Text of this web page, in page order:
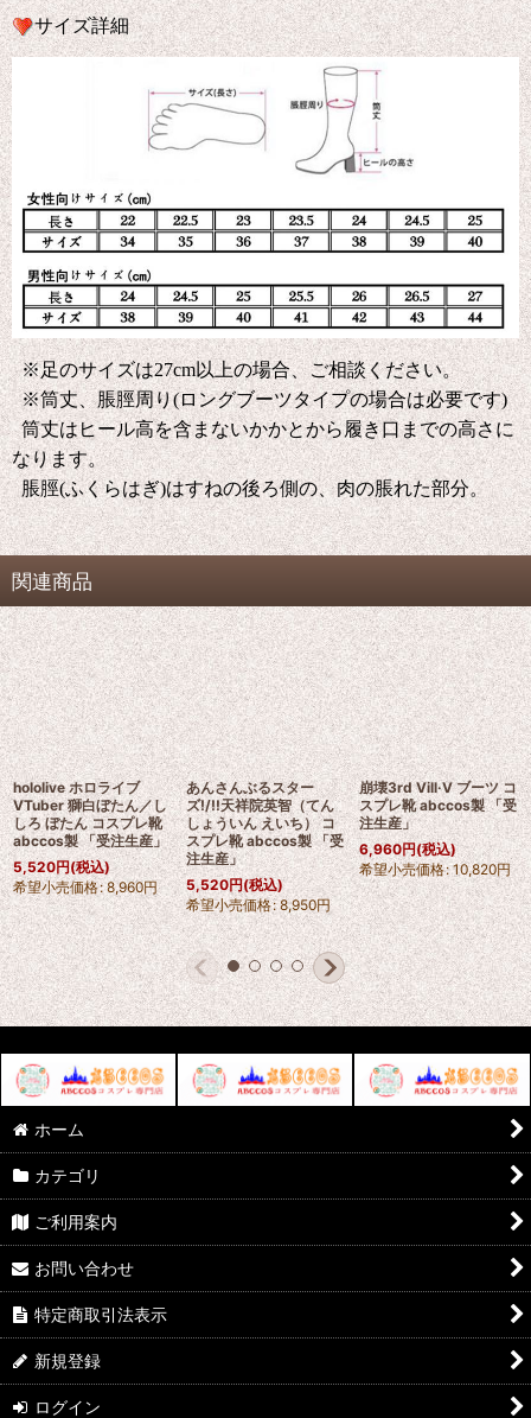
サイズ詳細
※足のサイズは27cm以上の場合、ご相談ください。
※筒丈、脹脛周り(ロングブーツタイプの場合は必要です)
筒丈はヒール高を含まないかかとから履き口までの高さに
なります。
脹脛(ふくらはぎ)はすねの後ろ側の、肉の脹れた部分。
関連商品
hololive ホロライブ
VTuber 獅白ぼたん／し
しろ ぼたん コスプレ靴
abccos製 「受注生産」
5,520円(税込)
希望小売価格: 8,960円
あんさんぶるスター
ズ!/!!天祥院英智（てん
しょういん えいち） コ
スプレ靴 abccos製 「受
注生産」
5,520円(税込)
希望小売価格: 8,950円
崩壊3rd Vill·V ブーツ コ
スプレ靴 abccos製 「受
注生産」
6,960円(税込)
希望小売価格: 10,820円
ホーム
カテゴリ
ご利用案内
お問い合わせ
特定商取引法表示
新規登録
ログイン